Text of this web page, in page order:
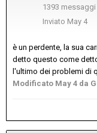
1393 messaggi
Inviato May 4
è un perdente, la sua
detto questo come
l'ultimo dei problemi di
Modificato May 4 da